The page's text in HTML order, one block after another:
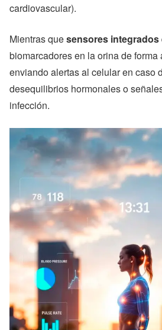
cardiovascular).
Mientras quesensores
biomarcadores en la orina de forma
enviando alertas al celular en caso
desequilibrios hormonales o
infección.